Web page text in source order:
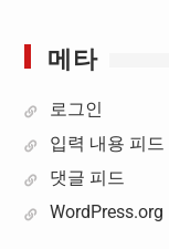
메타
로그인
입력 내용 피드
댓글 피드
WordPress.org